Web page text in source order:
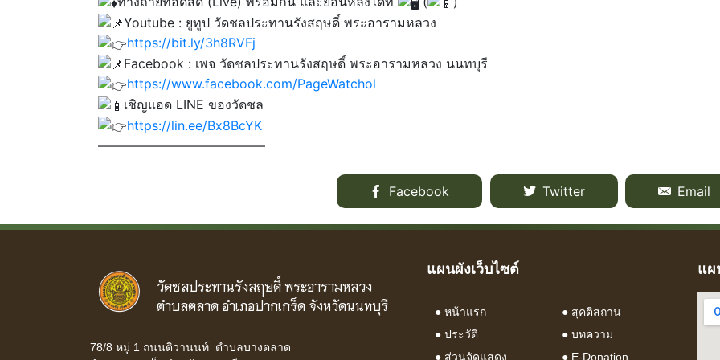
Youtube : ยูทูป วัดชลประทานรังสฤษดิ์ พระอารามหลวง
https://bit.ly/3h8RVFj
Facebook : เพจ วัดชลประทานรังสฤษดิ์ พระอารามหลวง นนทบุรี
https://www.facebook.com/PageWatchol
เชิญแอด LINE ของวัดชล
https://lin.ee/Bx8BcYK
—————————————
Facebook Twitter Email
วัดชลประทานรังสฤษดิ์ พระอารามหลวง
ตำบลตลาด อำเภอปากเกร็ด จังหวัดนนทบุรี
78/8 หมู่ 1 ถนนติวานนท์ ตำบลบางตลาด
แผนผังเว็บไซต์
● หน้าแรก
● ประวัติ
● ส่วนจัดแสดง
● สุคติสถาน
●บทความ
● E-Donation
แผ